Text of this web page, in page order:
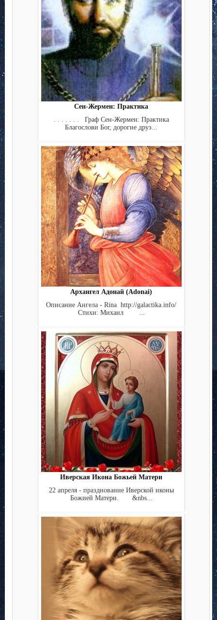
Сен-Жермен: Практика
. . . . . . . Граф Сен-Жермен: Практика
Благослови Бог, дорогие друз...
Архангел Адонай (Adonai)
Описание Ангела - Rina http://galactika.info/
Стихи: Михаил ...
Иверская Икона Божьей Матери
22 апреля - празднование Иверской иконы
Божией Матери. &nbs...